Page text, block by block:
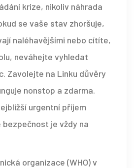
krize, nikoliv náhrada
se vaše stav zhoršuje,
naléhavějšími nebo cítíte,
neváhejte vyhledat
Zavolejte na Linku důvěry
nonstop a zdarma.
urgentní příjem
bezpečnost je vždy na
organizace (WHO) v